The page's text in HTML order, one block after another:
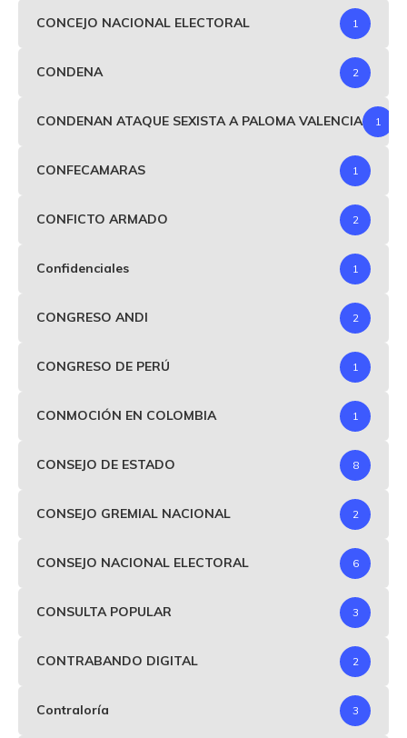
CONCEJO NACIONAL ELECTORAL 1
CONDENA 2
CONDENAN ATAQUE SEXISTA A PALOMA VALENCIA 1
CONFECAMARAS 1
CONFICTO ARMADO 2
Confidenciales 1
CONGRESO ANDI 2
CONGRESO DE PERÚ 1
CONMOCIÓN EN COLOMBIA 1
CONSEJO DE ESTADO 8
CONSEJO GREMIAL NACIONAL 2
CONSEJO NACIONAL ELECTORAL 6
CONSULTA POPULAR 3
CONTRABANDO DIGITAL 2
Contraloría 3